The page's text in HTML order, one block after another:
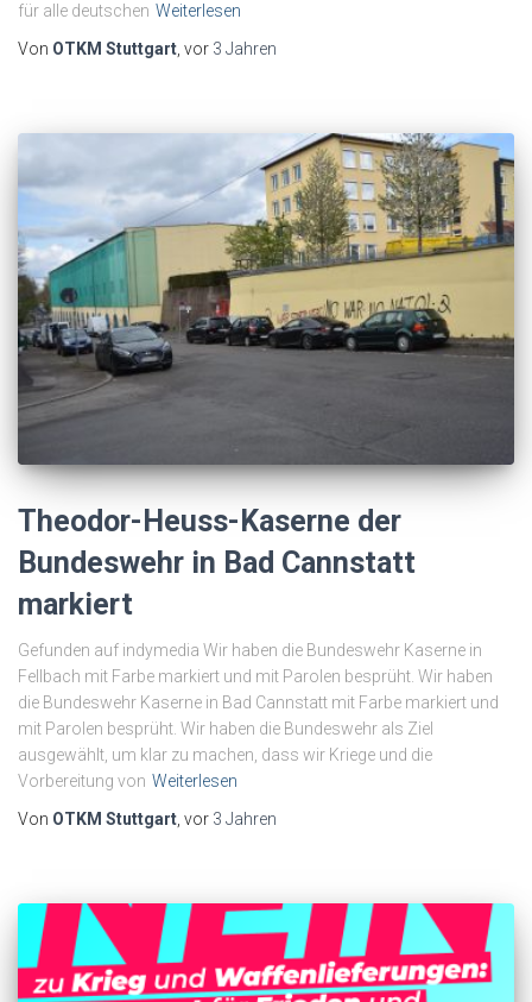
für alle deutschen Weiterlesen
Von OTKM Stuttgart, vor 3 Jahren
Theodor-Heuss-Kaserne der
Bundeswehr in Bad Cannstatt
markiert
Gefunden auf indymedia Wir haben die Bundeswehr Kaserne in
Fellbach mit Farbe markiert und mit Parolen besprüht. Wir haben
die Bundeswehr Kaserne in Bad Cannstatt mit Farbe markiert und
mit Parolen besprüht. Wir haben die Bundeswehr als Ziel
ausgewählt, um klar zu machen, dass wir Kriege und die
Vorbereitung von Weiterlesen
Von OTKM Stuttgart , vor 3 Jahren